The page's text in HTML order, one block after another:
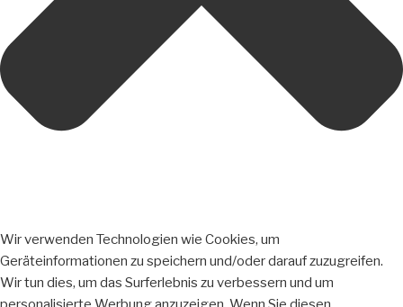
Wir verwenden Technologien wie Cookies, um
Geräteinformationen zu speichern und/oder darauf zuzugreifen.
Wir tun dies, um das Surferlebnis zu verbessern und um